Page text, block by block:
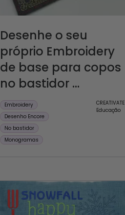
Desenhe o seu
próprio Embroidery
de base para copos
no bastidor ...
Embroidery
Desenho Encore
No bastidor
Monogramas
CREATIVATE
Educação